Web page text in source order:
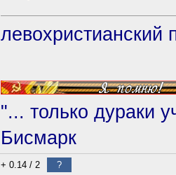
левохристианский
"... только дураки
Бисмарк
+ 0.14 / 2 ?